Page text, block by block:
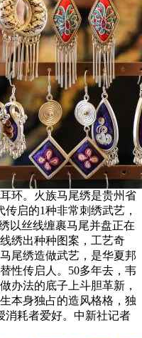
环。火族马尾绣是贵州省
启的1种非常刺绣武艺，
以丝线缠裹马尾并盘正在
绣出种种图案，工艺奇
尾绣造做武艺，是华夏邦
性传启人。50多年去，韦
办法的底子上斗胆革新，
本身独占的造风格格，独
消耗者爱好。中新社记者